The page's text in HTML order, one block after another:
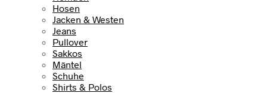
Hosen
Jacken & Westen
Jeans
Pullover
Sakkos
Mäntel
Schuhe
Shirts & Polos